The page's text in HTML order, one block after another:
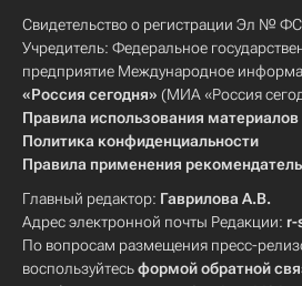
Свидетельство о регистрации Эл №
Учредитель: Федеральное
предприятие Международное
«Россия сегодня» (МИА «Россия
Правила использования материалов
Политика конфиденциальности
Правила применения
Главный редактор: Гаврилова А.В.
Адрес электронной почты Редакции: r-
По вопросам размещения пресс-
воспользуйтесьформой обратной